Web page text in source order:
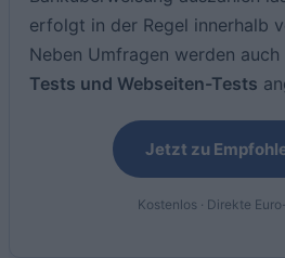
erfolgt in der Regel innerhalb
Neben Umfragen werden auch
Tests und Webseiten-Tests
Jetzt zu
Kostenlos · Direkte